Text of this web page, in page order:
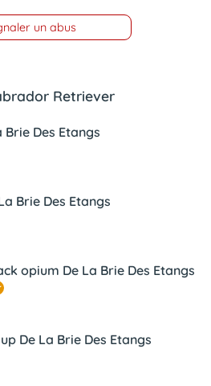
un abus
Retriever
Brie Des Etangs
Brie Des Etangs
opium De La Brie Des Etangs
De La Brie Des Etangs